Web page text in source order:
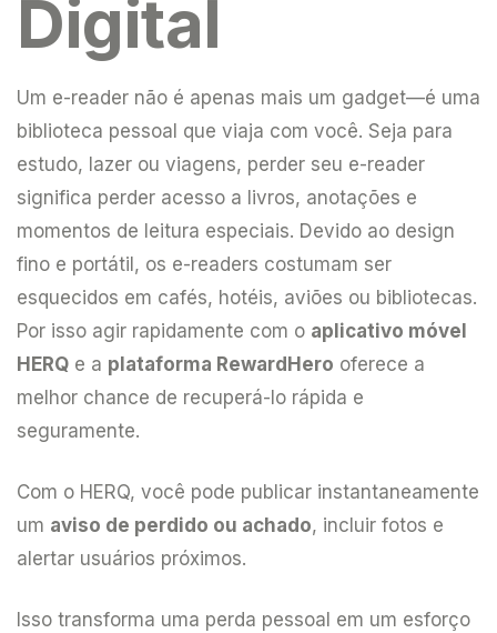
Digital
Um e-reader não é apenas mais um gadget—é uma
biblioteca pessoal que viaja com você. Seja para
estudo, lazer ou viagens, perder seu e-reader
significa perder acesso a livros, anotações e
momentos de leitura especiais. Devido ao design
fino e portátil, os e-readers costumam ser
esquecidos em cafés, hotéis, aviões ou bibliotecas.
Por isso agir rapidamente com o aplicativo móvel
HERQ e a plataforma RewardHero oferece a
melhor chance de recuperá-lo rápida e
seguramente.
Com o HERQ, você pode publicar instantaneamente
um aviso de perdido ou achado, incluir fotos e
alertar usuários próximos.
Isso transforma uma perda pessoal em um esforço